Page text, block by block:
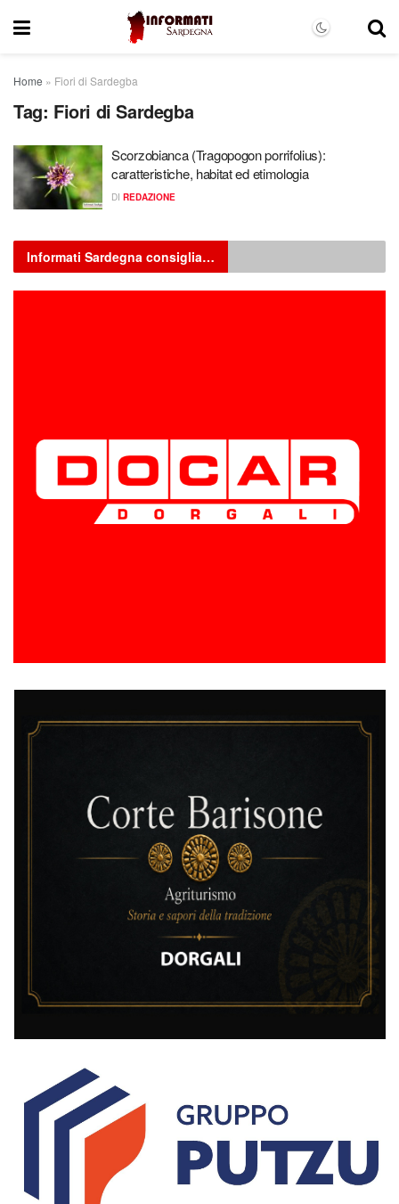
Home » Fiori di Sardegba
Tag: Fiori di Sardegba
Scorzobianca (Tragopogon porrifolius):
caratteristiche, habitat ed etimologia
DI REDAZIONE
Informati Sardegna consiglia…